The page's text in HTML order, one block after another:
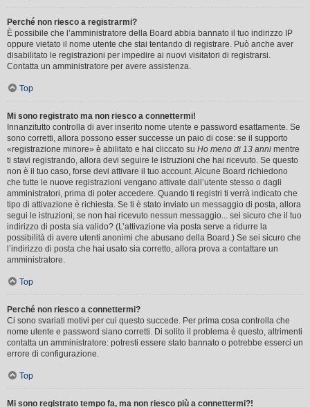
Perché non riesco a registrarmi?
È possibile che l’amministratore della Board abbia bannato il tuo indirizzo IP
oppure vietato il nome utente che stai tentando di registrare. Può anche aver
disabilitato le registrazioni per impedire ai nuovi visitatori di registrarsi.
Contatta un amministratore per avere assistenza.
Top
Mi sono registrato ma non riesco a connettermi!
Innanzitutto controlla di aver inserito nome utente e password esattamente. Se
sono corretti, allora possono esser successe un paio di cose: se il supporto
«registrazione minore» è abilitato e hai cliccato su Ho meno di 13 anni mentre
ti stavi registrando, allora devi seguire le istruzioni che hai ricevuto. Se questo
non è il tuo caso, forse devi attivare il tuo account. Alcune Board richiedono
che tutte le nuove registrazioni vengano attivate dall’utente stesso o dagli
amministratori, prima di poter accedere. Quando ti registri ti verrà indicato che
tipo di attivazione è richiesta. Se ti è stato inviato un messaggio di posta, allora
segui le istruzioni; se non hai ricevuto nessun messaggio... sei sicuro che il tuo
indirizzo di posta sia valido? (L’attivazione via posta serve a ridurre la
possibilità di avere utenti anonimi che abusano della Board.) Se sei sicuro che
l’indirizzo di posta che hai usato sia corretto, allora prova a contattare un
amministratore.
Top
Perché non riesco a connettermi?
Ci sono svariati motivi per cui questo succede. Per prima cosa controlla che
nome utente e password siano corretti. Di solito il problema è questo, altrimenti
contatta un amministratore: potresti essere stato bannato o potrebbe esserci un
errore di configurazione.
Top
Mi sono registrato tempo fa, ma non riesco più a connettermi?!